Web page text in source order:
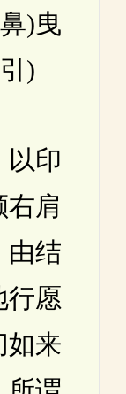
)曳
)
印
右肩
由结
行愿
如来